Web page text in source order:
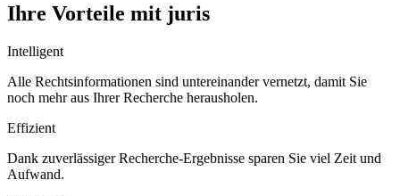
Ihre Vorteile mit juris
Intelligent
Alle Rechtsinformationen sind untereinander vernetzt, damit Sie
noch mehr aus Ihrer Recherche herausholen.
Effizient
Dank zuverlässiger Recherche-Ergebnisse sparen Sie viel Zeit und
Aufwand.